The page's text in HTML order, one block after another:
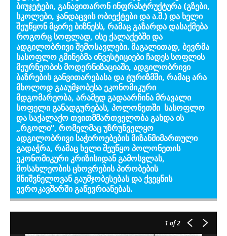
ბიუჯეტები, განავითარონ ინფრასტრუქტურა (გზები,
სკოლები, ჯანდაცვის ობიექტები და ა.შ.) და ხელი
შეუწყონ მცირე ბიზნესს, რამაც გაზარდა დასაქმება
როგორც სოფლად, ისე ქალაქებში და
ადგილობრივი შემოსავლები. მაგალითად, ბევრმა
სასოფლო გმინებმა ინვესტიციები ჩადეს სოფლის
მეურნეობის მოდერნიზაციაში, ადგილობრივი
ბაზრების განვითარებასა და ტურიზმში, რამაც არა
მხოლოდ გააუმჯობესა ეკონომიკური
მდგომარეობა, არამედ გადაარჩინა მრავალი
სოფელი განადგურებას, პოლონეთში სასოფლო
და საქალაქო თვითმმართველობა გახდა ის
„რგოლი“, რომელმაც უზრუნველყო
ადგილობრივი საჭიროებების მიზანმიმართული
გადაჭრა, რამაც ხელი შეუწყო პოლონეთის
ეკონომიკური კრიზისიდან გამოსვლას,
მოსახლეობის ცხოვრების პირობების
მნიშვნელოვან გაუმჯობესებას და ქვეყნის
ევროკავშირში გაწევრიანებას.
1 of 2